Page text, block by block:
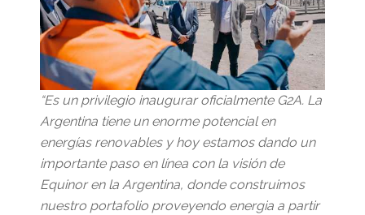
“Es un privilegio inaugurar oficialmente G2A. La
Argentina tiene un enorme potencial en
energías renovables y hoy estamos dando un
importante paso en línea con la visión de
Equinor en la Argentina, donde construimos
nuestro portafolio proveyendo energia a partir